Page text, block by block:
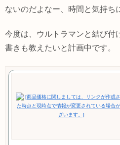
ないのだよなー、時間と気持ち
今度は、ウルトラマンと結び付
書きも教えたいと計画中です。